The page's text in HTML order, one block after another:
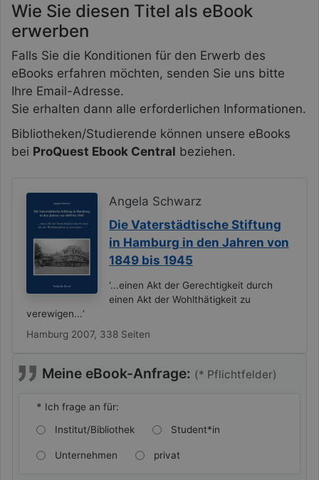
Wie Sie diesen Titel als eBook
erwerben
Falls Sie die Konditionen für den Erwerb des
eBooks erfahren möchten, senden Sie uns bitte
Ihre Email-Adresse.
Sie erhalten dann alle erforderlichen Informationen.
Bibliotheken/Studierende können unsere eBooks
bei ProQuest Ebook Central beziehen.
Angela Schwarz
Die Vaterstädtische Stiftung
in Hamburg in den Jahren von
1849 bis 1945
‘...einen Akt der Gerechtigkeit durch
einen Akt der Wohlthätigkeit zu
verewigen...‘
Hamburg 2007, 338 Seiten
Meine eBook-Anfrage: (* Pflichtfelder)
* Ich frage an für:
Institut/Bibliothek
Student*in
Unternehmen privat